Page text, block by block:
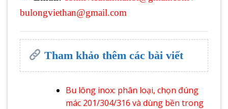
bulongviethan@gmail.com
Tham khảo thêm các bài viết
Bu lông inox: phân loại, chọn đúng
mác 201/304/316 và dùng bền trong